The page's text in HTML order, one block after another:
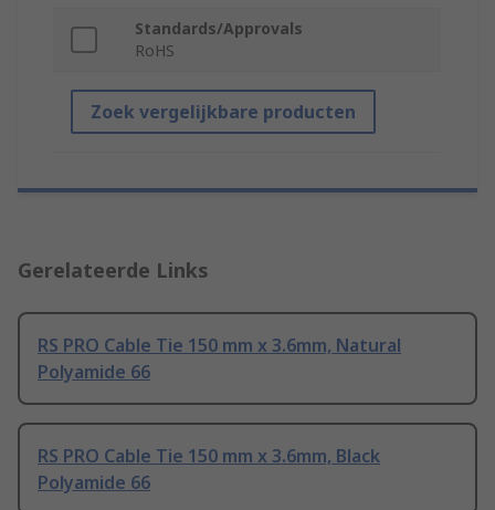
Standards/Approvals
RoHS
Zoek vergelijkbare producten
Gerelateerde Links
RS PRO Cable Tie 150 mm x 3.6mm, Natural
Polyamide 66
RS PRO Cable Tie 150 mm x 3.6mm, Black
Polyamide 66